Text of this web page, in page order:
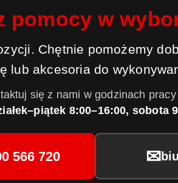
pomocy w
Chętnie pomożemy
lub akcesoria do
się z nami w godzinach
8:00–16:00, sobota
566 720 ✉